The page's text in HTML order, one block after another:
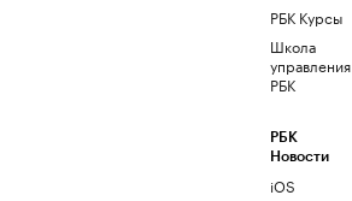
РБК Курсы
Школа
управления
РБК
РБК
Новости
iOS